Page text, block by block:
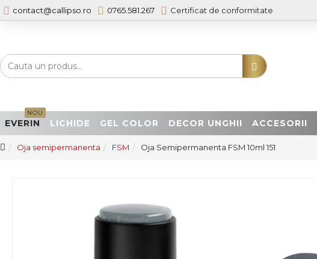
contact@callipso.ro 0765.581.267 Certificat de conformitate
EVERIN
NOU
LICHIDE GEL COLOR DECOR UNGHII ACCESORII
Oja semipermanenta FSM Oja Semipermanenta FSM 10ml 151